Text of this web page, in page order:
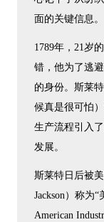
面的关键信息。
1789年，21岁
错，他为了逃
的身份。斯莱
候真是很可怕
生产流程引入
发展。
斯莱特日后被
Jackson）称为
American